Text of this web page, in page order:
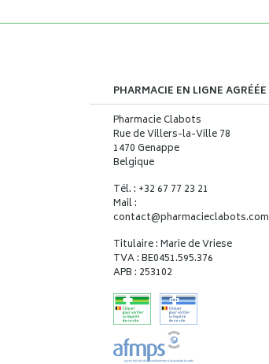
PHARMACIE EN LIGNE AGRÉÉE
Pharmacie Clabots
Rue de Villers-la-Ville 78
1470 Genappe
Belgique
Tél. : +32 67 77 23 21
Mail :
contact@pharmacieclabots.com
Titulaire : Marie de Vriese
TVA : BE0451.595.376
APB : 253102